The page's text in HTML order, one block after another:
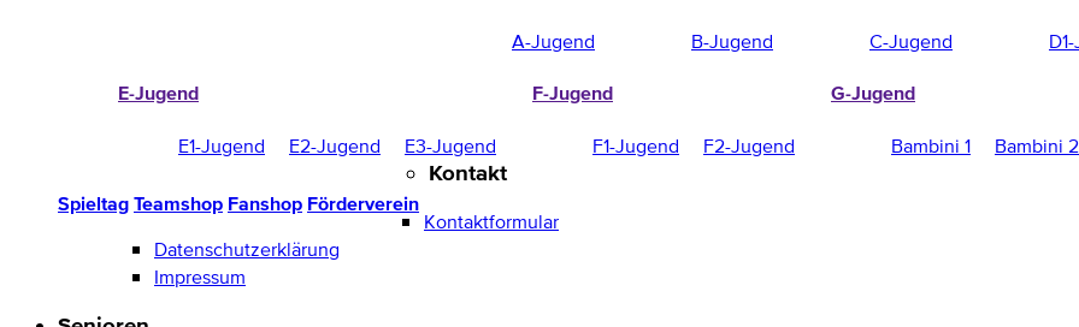
A-Jugend B-Jugend C-Jugend
E-Jugend
E1-Jugend E2-Jugend E3-Jugend
F-Jugend
F1-Jugend F2-Jugend
G-Jugend
Bambini 1 Bambini 2
Spieltag Teamshop Fanshop Förderverein
Kontakt
Kontaktformular
Datenschutzerklärung
Impressum